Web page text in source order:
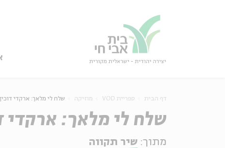
דף הבית ספריית VOD מוזיקה שלח לי מלאך: ארקדי דוכין
שלח לי מלאך: ארקדי
מתוך: שיר תקווה